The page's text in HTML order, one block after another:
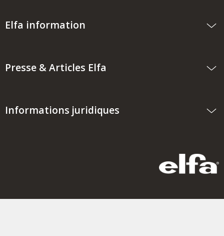
Elfa information
Presse & Articles Elfa
Informations juridiques